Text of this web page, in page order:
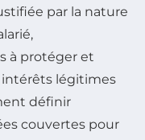
par la nature
à protéger et
intérêts légitimes
définir
couvertes pour